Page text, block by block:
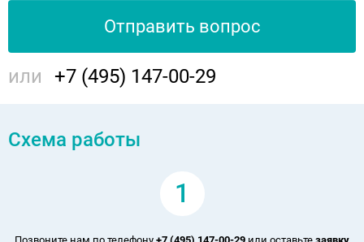
Отправить вопрос
или +7 (495) 147-00-29
Схема работы
1